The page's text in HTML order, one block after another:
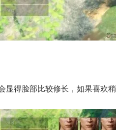
显得脸部比较修长，如果喜欢